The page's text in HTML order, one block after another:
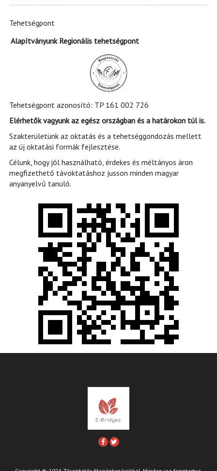
Tehetségpont
Alapítványunk Regionális tehetségpont
Tehetségpont azonosító: TP 161 002 726
Elérhetők vagyunk az egész országban és a határokon túl is.
Szakterületünk az oktatás és a tehetséggondozás mellett
az új oktatási formák fejlesztése.
Célunk, hogy jól használható, érdekes és méltányos áron
megfizethető távoktatáshoz jusson minden magyar
anyanyelvű tanuló.